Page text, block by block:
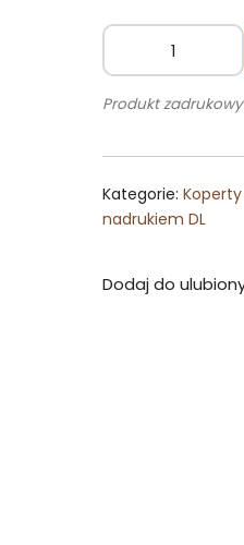
ilość
MONO
Produkt
Kategorie:
nadrukiem DL
Dodaj do